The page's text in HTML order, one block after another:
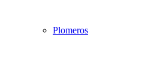
Plomeros